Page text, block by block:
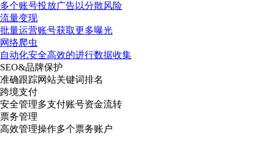
多个账号投放广告以分散风险
流量变现
批量运营账号获取更多曝光
网络爬虫
自动化安全高效的进行数据收集
SEO&品牌保护
准确跟踪网站关键词排名
跨境支付
安全管理多支付账号资金流转
票务管理
高效管理操作多个票务账户